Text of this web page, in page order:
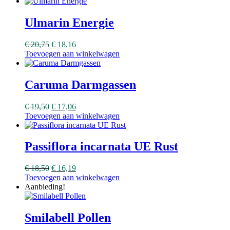
Ulmarin Energie
€20,75 € 18,16
Toevoegen aan winkelwagen
Caruma Darmgassen
€19,50 € 17,06
Toevoegen aan winkelwagen
Passiflora incarnata UE Rust
€18,50 € 16,19
Toevoegen aan winkelwagen
Aanbieding!
Smilabell Pollen